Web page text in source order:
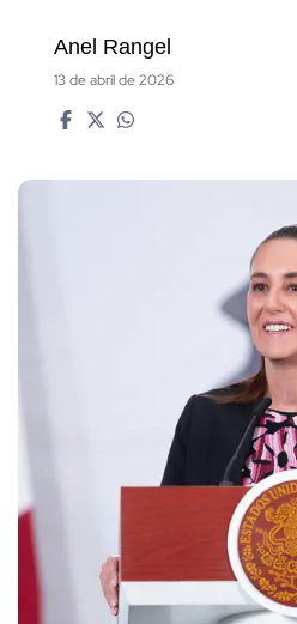
Anel Rangel
13 de abril de 2026